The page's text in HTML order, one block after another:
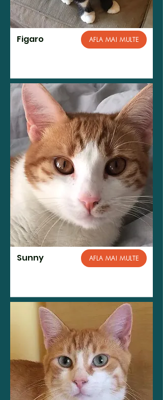
Figaro AFLA MAI MULTE
Sunny AFLA MAI MULTE